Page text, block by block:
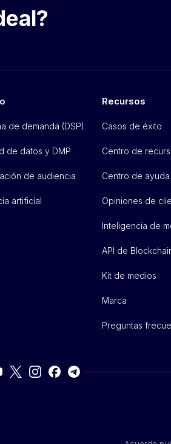
de demanda (DSP)
de datos y DMP
de audiencia
artificial
Recursos
Casos de éxito
Centro de
Centro de ayuda
Opiniones de
Inteligencia de
API de
Kit de medios
Marca
Preguntas